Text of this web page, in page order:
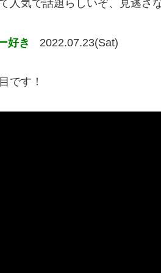
人気で話題らしいぞ、見逃さ
好き 2022.07.23(Sat)
です！